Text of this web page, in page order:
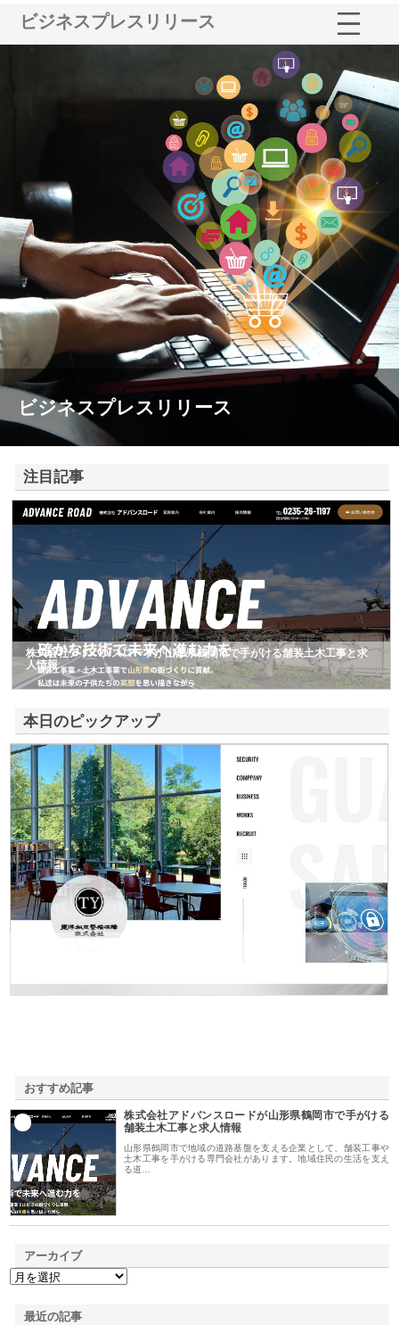
ビジネスプレスリリース
ビジネスプレスリリース
注目記事
株式会社アドバンスロードが山形県鶴岡市で手がける舗装土木工事と求
人情報
本日のピックアップ
おすすめ記事
株式会社アドバンスロードが山形県鶴岡市で手がける
舗装土木工事と求人情報
山形県鶴岡市で地域の道路基盤を支える企業として、舗装工事や
土木工事を手がける専門会社があります。地域住民の生活を支え
る道…
アーカイブ
最近の記事